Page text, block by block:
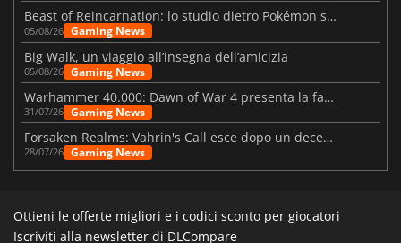
Beast of Reincarnation: lo studio dietro Pokémon su una nuova strada
05/08/26 Gaming News
Big Walk, un viaggio all’insegna dell’amicizia
05/08/26 Gaming News
Warhammer 40.000: Dawn of War 4 presenta la fazione dei Necron
31/07/26 Gaming News
Forsaken Realms: Vahrin's Call esce dopo un decennio di sviluppo
28/07/26 Gaming News
Ottieni le offerte migliori e i codici sconto per giocatori
Iscriviti alla newsletter di DLCompare